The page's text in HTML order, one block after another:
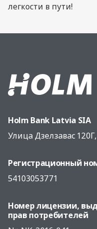
легкости в пути!
Holm Bank Latvia SIA
Улица Дзелзавас
Регистрационный
54103053771
Номер лицензии,
прав потребителей